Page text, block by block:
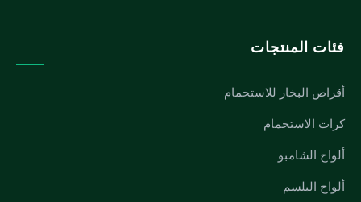
فئات المنتجات
أقراص البخار للاستحمام
كرات الاستحمام
ألواح الشامبو
ألواح البلسم